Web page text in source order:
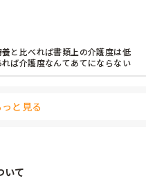
と比べれば書類上の介護度は低
ば介護度なんてあてにならない
と見る
いて